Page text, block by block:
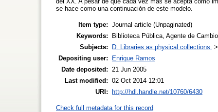
se hace como una continuación de este modelo.
Item type: Journal article (Unpaginated)
Keywords:
Biblioteca Pública, Agente de
Subjects:
D. Libraries as physical collections.
Depositing user:
Enrique Ramos
Date deposited:
21 Jun 2005
Last modified: 02 Oct 2014 12:01
URI:
http://hdl.handle.net/10760/6430
Check full metadata for this record